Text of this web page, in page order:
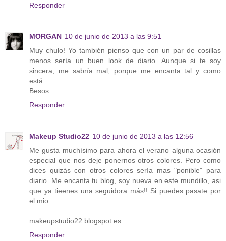
Responder
MORGAN 10 de junio de 2013 a las 9:51
Muy chulo! Yo también pienso que con un par de cosillas
menos sería un buen look de diario. Aunque si te soy
sincera, me sabría mal, porque me encanta tal y como
está.
Besos
Responder
Makeup Studio22 10 de junio de 2013 a las 12:56
Me gusta muchísimo para ahora el verano alguna ocasión
especial que nos deje ponernos otros colores. Pero como
dices quizás con otros colores sería mas "ponible" para
diario. Me encanta tu blog, soy nueva en este mundillo, asi
que ya tieenes una seguidora más!! Si puedes pasate por
el mio:
makeupstudio22.blogspot.es
Responder